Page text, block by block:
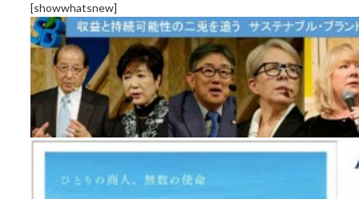
[showwhatsnew]